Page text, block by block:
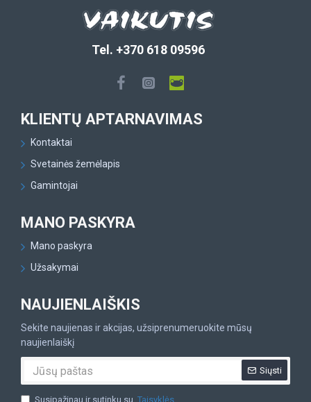
Tel. +370 618 09596
KLIENTŲ APTARNAVIMAS
Kontaktai
Svetainės žemėlapis
Gamintojai
MANO PASKYRA
Mano paskyra
Užsakymai
NAUJIENLAIŠKIS
Sekite naujienas ir akcijas, užsiprenumeruokite mūsų
naujienlaiškį
Siųsti
Susipažinau ir sutinku su Taisyklės